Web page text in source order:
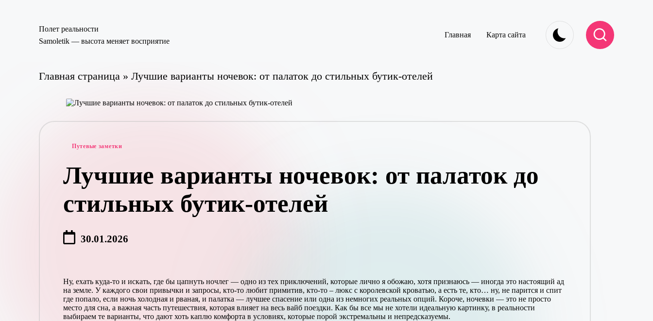
Полет реальности
Samoletik — высота меняет восприятие
Главная Карта сайта
Главная страница » Лучшие варианты ночевок: от палаток до стильных бутик-отелей
Опубликовано
Путевые заметки
Лучшие варианты ночевок: от палаток до
стильных бутик-отелей
30.01.2026
Ну, ехать куда-то и искать, где бы цапнуть ночлег — одно из тех приключений, которые лично я обожаю, хотя признаюсь — иногда это настоящий ад
на земле. У каждого свои привычки и запросы, кто-то любит примитив, кто-то – люкс с королевской кроватью, а есть те, кто… ну, не парится и спит
где попало, если ночь холодная и рваная, и палатка — лучшее спасение или одна из немногих реальных опций. Короче, ночевки — это не просто
место для сна, а важная часть путешествия, которая влияет на весь вайб поездки. Как бы все мы не хотели идеальную картинку, в реальности
выбираем те варианты, что дают хоть каплю комфорта в условиях, которые порой экстремальны и непредсказуемы.